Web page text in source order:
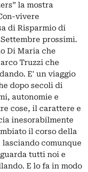
la mostra
vivere
di Risparmio di
prossimi.
Di Maria che
Truzzi che
E' un viaggio
dopo secoli di
autonomie e
cose, il carattere e
inesorabilmente
il corso della
comunque
tutti noi e
E lo fa in modo